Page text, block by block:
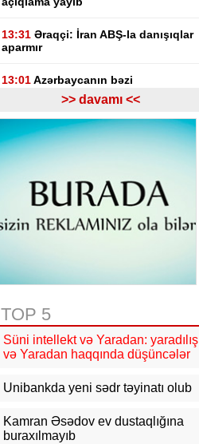
13:31 Əraqçi: İran ABŞ-la danışıqlar
aparmır
13:01 Azərbaycanın bəzi
rayonlarında leysan yağacaq,
şimşək çaxacaq, dolu düşəcək
12:20Ankara Bakı və İrəvan
arasında sülh səylərini dəstəkləyir
12:10 Prezident İlham Əliyev
sinqapurlu həmkarını təbrik edib
12:03 Azərbaycan XİN Sinqapuru
11:30 UEFA İnfantino ilə bağlı
11:03 "Inter Mayami" Neymarı
heyətinə qatmaq istəyir
ın nəzarətində olmayan hissəsində
10:50ABŞ və Hindistan əməkdaşlığı
>> davamı <<
TOP 5
Süni intellekt və Yaradan: yaradılış
və Yaradan haqqında düşüncələr
Unibankda yeni sədr təyinatı olub
Kamran Əsədov ev dustaqlığına
buraxılmayıb